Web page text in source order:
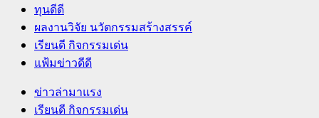
ทุนดีดี
ผลงานวิจัย นวัตกรรมสร้างสรรค์
เรียนดี กิจกรรมเด่น
แฟ้มข่าวดีดี
Primary
Menu
ข่าวล่ามาแรง
เรียนดี กิจกรรมเด่น